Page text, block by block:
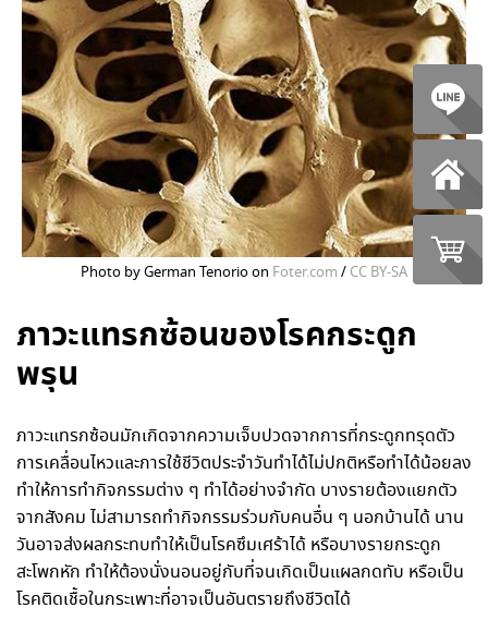
Photo by German Tenorio on Foter.com / CC BY-SA
ภาวะแทรกซ้อนของโรคกระดูก
พรุน
ภาวะแทรกซ้อนมักเกิดจากความเจ็บปวดจากการที่กระดูกทรุดตัว
การเคลื่อนไหวและการใช้ชีวิตประจำวันทำได้ไม่ปกติหรือทำได้น้อยลง
ทำให้การทำกิจกรรมต่าง ๆ ทำได้อย่างจำกัด บางรายต้องแยกตัว
จากสังคม ไม่สามารถทำกิจกรรมร่วมกับคนอื่น ๆ นอกบ้านได้ นาน
วันอาจส่งผลกระทบทำให้เป็นโรคซึมเศร้าได้ หรือบางรายกระดูก
สะโพกหัก ทำให้ต้องนั่งนอนอยู่กับที่จนเกิดเป็นแผลกดทับ หรือเป็น
โรคติดเชื้อในกระเพาะที่อาจเป็นอันตรายถึงชีวิตได้